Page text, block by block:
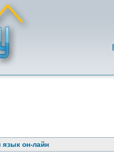
язык он-лайн